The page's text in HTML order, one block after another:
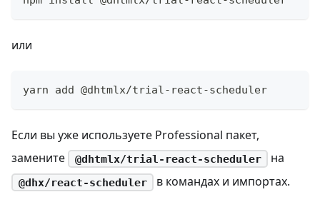
или
yarn add @dhtmlx/trial-react-scheduler
Если вы уже используете Professional пакет,
замените
@dhtmlx/trial-react-scheduler на
@dhx/react-scheduler в командах и импортах.